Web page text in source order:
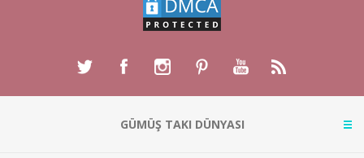
GÜMÜŞ TAKI DÜNYASI